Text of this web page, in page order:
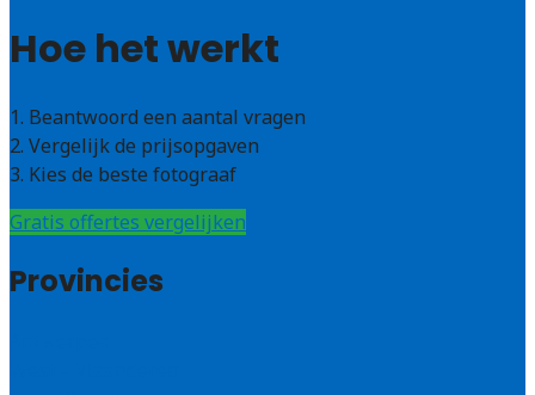
Hoe het werkt
1. Beantwoord een aantal vragen
2. Vergelijk de prijsopgaven
3. Kies de beste fotograaf
Gratis offertes vergelijken
Provincies